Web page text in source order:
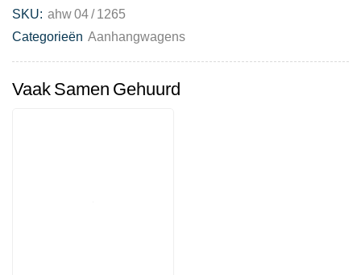
SKU: ahw 04 / 1265
Categorieën Aanhangwagens
Vaak Samen Gehuurd